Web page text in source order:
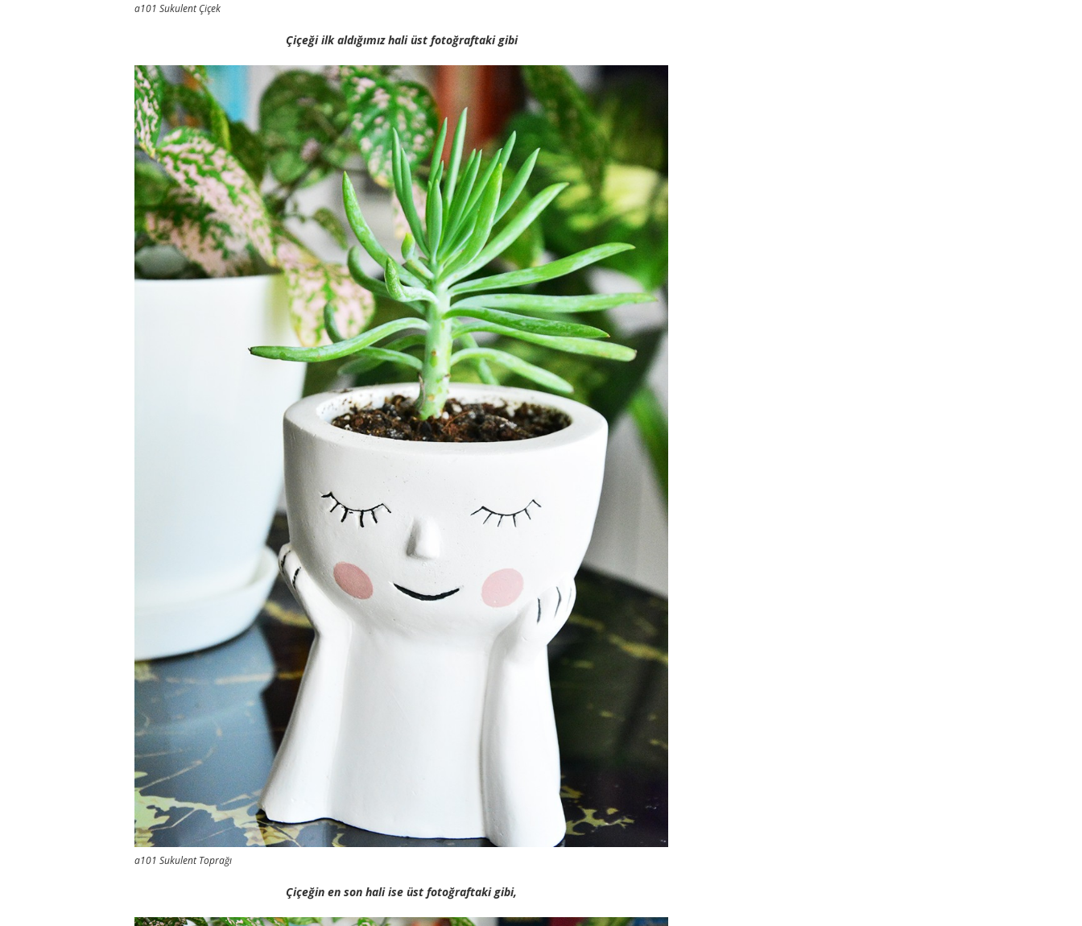
a101 Sukulent Çiçek
Çiçeği ilk aldığımız hali üst fotoğraftaki gibi
a101 Sukulent Toprağı
Çiçeğin en son hali ise üst fotoğraftaki gibi,